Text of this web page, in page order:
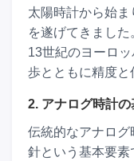
太陽時計から始
を遂げてきました
13世紀のヨーロ
歩とともに精度と
2. アナログ時計
伝統的なアナロ
針という基本要